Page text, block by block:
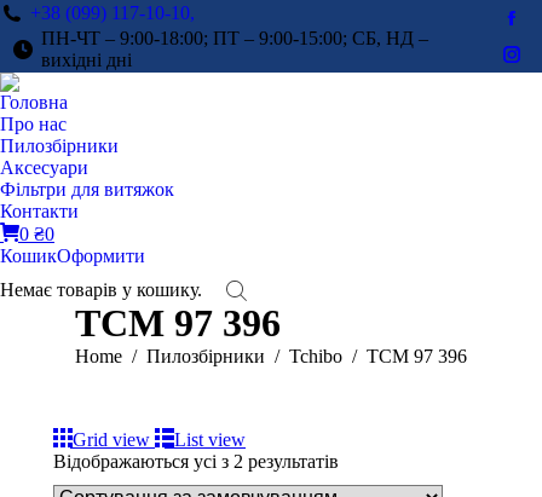
+38 (099) 117-10-10,
ПН-ЧТ – 9:00-18:00; ПТ – 9:00-15:00; СБ, НД –
вихідні дні
Головна
Про нас
Пилозбірники
Аксесуари
Фільтри для витяжок
Контакти
0 ₴0
КошикОформити
Немає товарів у кошику.
TCM 97 396
You are here:
Home Пилозбірники Tchibo TCM 97 396
Grid view
List view
Відображаються усі з 2 результатів